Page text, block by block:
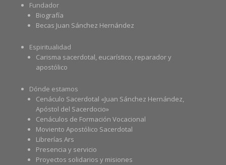
Fundador
Biografía
Becas Juan Sánchez Hernández
Espiritualidad
Carisma sacerdotal, eucarístico, reparador y
apostólico
Dónde estamos
Cenáculo Sacerdotal «Juan Sánchez Hernández,
Apóstol del Sacerdocio»
Cenáculos de Formación Vocacional
Moviento Apostólico Sacerdotal
Librerías Ars
Presencia y servicio
Proyectos solidarios y misiones